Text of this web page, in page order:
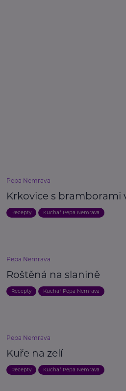
Pepa Nemrava
Krkovice s bramborami
Recepty Kuchař Pepa Nemrava
Pepa Nemrava
Roštěná na slanině
Recepty Kuchař Pepa Nemrava
Pepa Nemrava
Kuře na zelí
Recepty Kuchař Pepa Nemrava